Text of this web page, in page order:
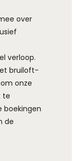
over
verloop.
bruiloft-
onze
te
boekingen
de